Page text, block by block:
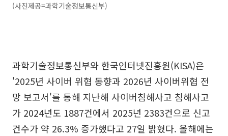
(사진제공=과학기술정보통신부)
과학기술정보통신부와 한국인터넷진흥원(KISA)은
'2025년 사이버 위협 동향과 2026년 사이버위협 전
망 보고서'를 통해 지난해 사이버침해사고 침해사고
가 2024년도 1887건에서 2025년 2383건으로 신고
건수가 약 26.3% 증가했다고 27일 밝혔다. 올해에는